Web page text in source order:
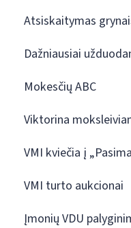
Atsiskaitymas
Dažniausiai
Mokesčių ABC
Viktorina
VMI kviečia į
VMI turto aukcionai
Įmonių VDU